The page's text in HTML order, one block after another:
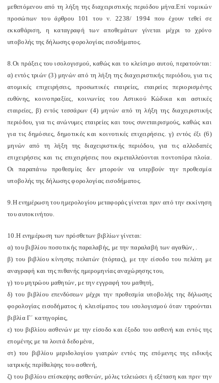
μεθεπόμενου από τη λήξη της διαχειριστικής περιόδου μήνα.Επί νομικών
προσώπων του άρθρου 101 του ν. 2238/ 1994 που έχουν τεθεί σε
εκκαθάριση, η καταγραφή των αποθεμάτων γίνεται μέχρι το χρόνο
υποβολής της δήλωσης φορολογίας εισοδήματος.
8.Οι πράξεις του ισολογισμού, καθώς και το κλείσιμο αυτού, περατούνται:
α) εντός τριών (3) μηνών από τη λήξη της διαχειριστικής περιόδου, για τις
ατομικές επιχειρήσεις, προσωπικές εταιρείες, εταιρείες περιορισμένης
ευθύνης, κοινοπραξίες, κοινωνίες του Αστικού Κώδικα και αστικές
εταιρείες, β) εντός τεσσάρων (4) μηνών από τη λήξη της διαχειριστικής
περιόδου, για τις ανώνυμες εταιρείες και τους συνεταιρισμούς, καθώς και
για τις δημόσιες, δημοτικές και κοινοτικές επιχειρήσεις. γ) εντός έξι (6)
μηνών από τη λήξη της διαχειριστικής περιόδου, για τις αλλοδαπές
επιχειρήσεις και τις επιχειρήσεις που εκμεταλλεύονται ποντοπόρα πλοία.
Οι παραπάνω προθεσμίες δεν μπορούν να υπερβούν την προθεσμία
υποβολής της δήλωσης φορολογίας εισοδήματος.
9.Η ενημέρωση του ημερολογίου μεταφοράς γίνεται πριν από την εκκίνηση
του αυτοκινήτου.
10.Η ενημέρωση των πρόσθετων βιβλίων γίνεται:
α) του βιβλίου ποσοτικής παραλαβής, με την παραλαβή των αγαθών, .
β) του βιβλίου κίνησης πελατών (πόρτας), με την είσοδο του πελάτη με
αναγραφή και της πιθανής ημερομηνίας αναχώρησης του,
γ) του μητρώου μαθητών, με την εγγραφή του μαθητή,
δ) του βιβλίου επενδύσεων μέχρι την προθεσμία υποβολής της δήλωσης
φορολογίας εισοδήματος ή κλεισίματος του ισολογισμού όταν τηρούνται
βιβλία Γ΄ κατηγορίας,
ε) του βιβλίου ασθενών με την είσοδο και έξοδο του ασθενή και εντός της
επομένης με τα λοιπά δεδομένα,
στ) του βιβλίου μεριδολογίου γιατρών εντός της επόμενης της ειδικής
ιατρικής περίθαλψης του ασθενή,
ζ) του βιβλίου επίσκεψης ασθενών, μόλις τελειώσει ή εξέταση και πριν την